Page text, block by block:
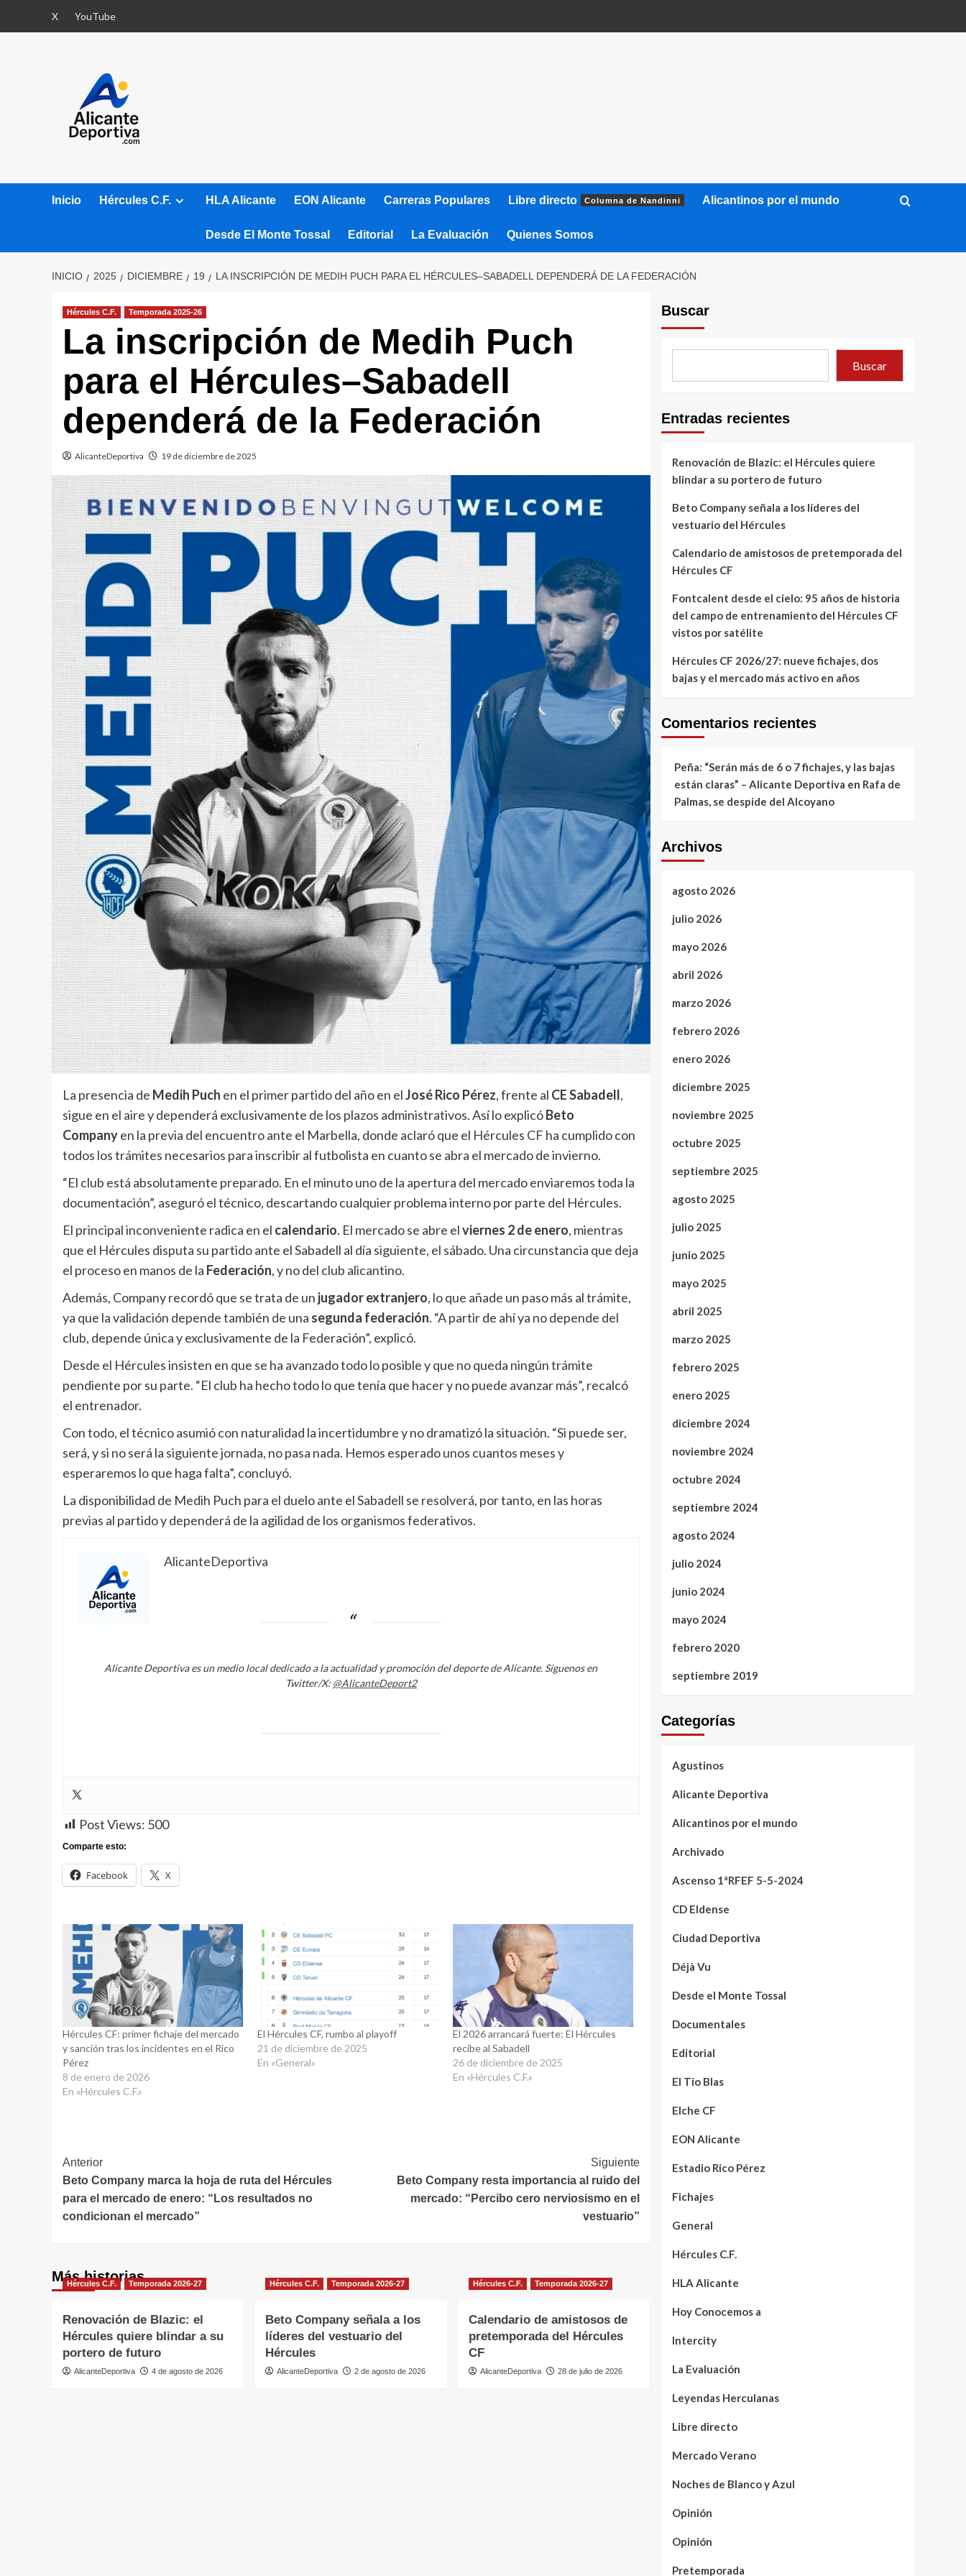
X YouTube
Inicio Hércules C.F. HLA Alicante EON Alicante Carreras Populares Libre directo Columna de Nandinni Alicantinos por el mundo
Desde El Monte Tossal Editorial La Evaluación Quienes Somos
INICIO 2025 DICIEMBRE 19 LA INSCRIPCIÓN DE MEDIH PUCH PARA EL HÉRCULES–SABADELL DEPENDERÁ DE LA FEDERACIÓN
Hércules C.F. Temporada 2025-26
La inscripción de Medih Puch
para el Hércules–Sabadell
dependerá de la Federación
AlicanteDeportiva 19 de diciembre de 2025
La presencia de Medih Puch en el primer partido del año en elJosé Rico Pérez, frente al CE Sabadell,
sigue en el aire y dependerá exclusivamente de los plazos administrativos. Así lo explicóBeto
Companyen la previa del encuentro ante el Marbella, donde aclaró que el Hércules CF ha cumplido con
todos los trámites necesarios para inscribir al futbolista en cuanto se abra el mercado de invierno.
“El club está absolutamente preparado. En el minuto uno de la apertura del mercado enviaremos toda la
documentación”, aseguró el técnico, descartando cualquier problema interno por parte del Hércules.
El principal inconveniente radica en el calendario. El mercado se abre elviernes 2 de enero, mientras
que el Hércules disputa su partido ante el Sabadell al día siguiente, el sábado. Una circunstancia que deja
el proceso en manos de la Federación, y no del club alicantino.
Además, Company recordó que se trata de un jugador extranjero, lo que añade un paso más al trámite,
ya que la validación depende también de una segunda federación. “A partir de ahí ya no depende del
club, depende única y exclusivamente de la Federación”, explicó.
Desde el Hércules insisten en que se ha avanzado todo lo posible y que no queda ningún trámite
pendiente por su parte. “El club ha hecho todo lo que tenía que hacer y no puede avanzar más”, recalcó
el entrenador.
Con todo, el técnico asumió con naturalidad la incertidumbre y no dramatizó la situación. “Si puede ser,
será, y si no será la siguiente jornada, no pasa nada. Hemos esperado unos cuantos meses y
esperaremos lo que haga falta”, concluyó.
La disponibilidad de Medih Puch para el duelo ante el Sabadell se resolverá, por tanto, en las horas
previas al partido y dependerá de la agilidad de los organismos federativos.
AlicanteDeportiva
Alicante Deportiva es un medio local dedicado a la actualidad y promoción del deporte de Alicante. Síguenos en
Twitter/X: @AlicanteDeport2
Post Views: 500
Comparte esto:
Facebook X
Hércules CF: primer fichaje del mercado
y sanción tras los incidentes en el Rico
Pérez
8 de enero de 2026
En «Hércules C.F.»
El Hércules CF, rumbo al playoff
21 de diciembre de 2025
En «General»
El 2026 arrancará fuerte: El Hércules
recibe al Sabadell
26 de diciembre de 2025
En «Hércules C.F.»
Navegación
de
entradas
Anterior
Beto Company marca la hoja de ruta del Hércules
para el mercado de enero: “Los resultados no
condicionan el mercado”
Siguiente
Beto Company resta importancia al ruido del
mercado: “Percibo cero nerviosismo en el
vestuario”
Más historias
Hércules C.F. Temporada 2026-27
Renovación de Blazic: el
Hércules quiere blindar a su
portero de futuro
AlicanteDeportiva 4 de agosto de 2026
Hércules C.F. Temporada 2026-27
Beto Company señala a los
líderes del vestuario del
Hércules
AlicanteDeportiva 2 de agosto de 2026
Hércules C.F. Temporada 2026-27
Calendario de amistosos de
pretemporada del Hércules
CF
AlicanteDeportiva 28 de julio de 2026
Buscar
Buscar
Entradas recientes
Renovación de Blazic: el Hércules quiere
blindar a su portero de futuro
Beto Company señala a los líderes del
vestuario del Hércules
Calendario de amistosos de pretemporada del
Hércules CF
Fontcalent desde el cielo: 95 años de historia
del campo de entrenamiento del Hércules CF
vistos por satélite
Hércules CF 2026/27: nueve fichajes, dos
bajas y el mercado más activo en años
Comentarios recientes
Peña: “Serán más de 6 o 7 fichajes, y las bajas
están claras” – Alicante Deportiva en Rafa de
Palmas, se despide del Alcoyano
Archivos
agosto 2026
julio 2026
mayo 2026
abril 2026
marzo 2026
febrero 2026
enero 2026
diciembre 2025
noviembre 2025
octubre 2025
septiembre 2025
agosto 2025
julio 2025
junio 2025
mayo 2025
abril 2025
marzo 2025
febrero 2025
enero 2025
diciembre 2024
noviembre 2024
octubre 2024
septiembre 2024
agosto 2024
julio 2024
junio 2024
mayo 2024
febrero 2020
septiembre 2019
Categorías
Agustinos
Alicante Deportiva
Alicantinos por el mundo
Archivado
Ascenso 1ªRFEF 5-5-2024
CD Eldense
Ciudad Deportiva
Déjà Vu
Desde el Monte Tossal
Documentales
Editorial
El Tío Blas
Elche CF
EON Alicante
Estadio Rico Pérez
Fichajes
General
Hércules C.F.
HLA Alicante
Hoy Conocemos a
Intercity
La Evaluación
Leyendas Herculanas
Libre directo
Mercado Verano
Noches de Blanco y Azul
Opinión
Opinión
Pretemporada